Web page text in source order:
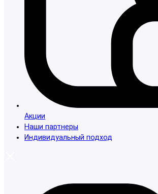
Акции
Наши партнеры
Индивидуальный подход